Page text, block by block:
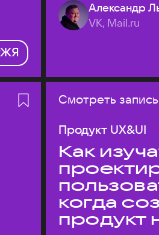
Александр
VK, Mail.ru
Смотреть запись
Продукт UX&UI
Как
когда
продукт